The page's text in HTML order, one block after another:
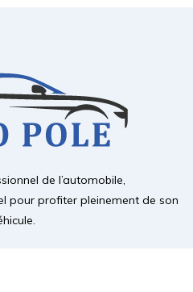
de l’automobile,
pour profiter pleinement de son